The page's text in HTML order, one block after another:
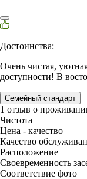
Достоинства:
Очень чистая,
доступности! В
Семейный стандарт
1 отзыв о
Чистота
Цена - качество
Качество
Расположение
Своевременность
Соответствие фото